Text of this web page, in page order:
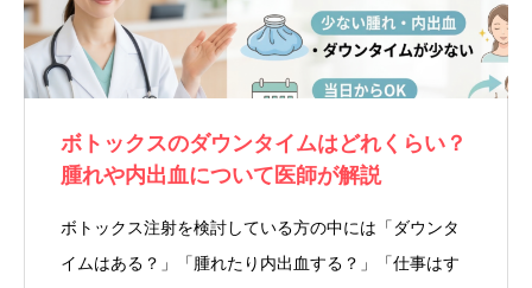
ボトックスのダウンタイムはどれくらい？
腫れや内出血について医師が解説
ボトックス注射を検討している方の中には「ダウンタ
イムはある？」「腫れたり内出血する？」「仕事はす